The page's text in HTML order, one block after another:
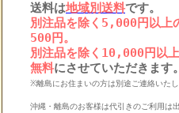
送料は地域別送料です。
別注品を除く5,000円以上
500円。
別注品を除く10,000円以
無料にさせていただきます
※離島にお住まいの方は別途ご連絡いた
沖縄・離島のお客様は代引きのご利用は